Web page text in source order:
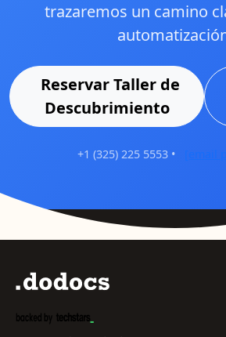
trazaremos un camino
Reservar Taller de
Descubrimiento
+1 (325) 225 5553 •